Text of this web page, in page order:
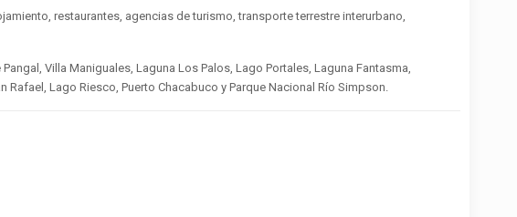
restaurantes, agencias de turismo, transporte terrestre interurbano,
Villa Maniguales, Laguna Los Palos, Lago Portales, Laguna Fantasma,
Rafael, Lago Riesco, Puerto Chacabuco y Parque Nacional Río Simpson.